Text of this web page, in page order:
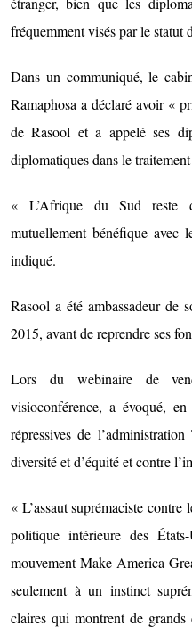
fréquemment visés par le statut
Dans un communiqué, le
Ramaphosa a déclaré avoir «
de Rasool et a appelé ses
diplomatiques dans le
« L’Afrique du Sud reste
mutuellement bénéfique avec
indiqué.
Rasool a été ambassadeur de
2015, avant de reprendre ses
Lors du webinaire de
visioconférence, a évoqué, en
répressives de
diversité et d’équité et contre
« L’assaut suprémaciste
politique intérieure des
mouvement Make America
seulement à un instinct
claires qui montrent de grands